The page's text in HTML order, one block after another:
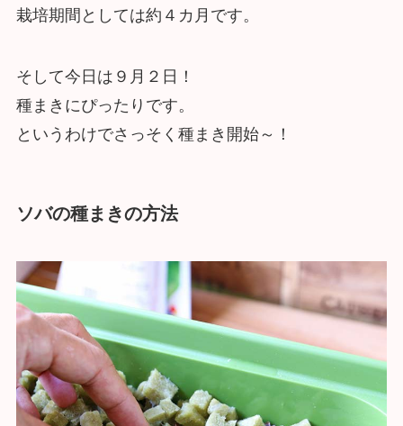
栽培期間としては約４カ月です。
そして今日は９月２日！
種まきにぴったりです。
というわけでさっそく種まき開始～！
ソバの種まきの方法